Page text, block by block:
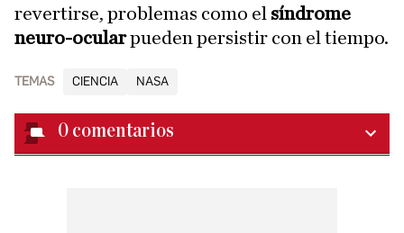
revertirse, problemas como el síndrome
neuro-ocularpueden persistir con el tiempo.
TEMAS CIENCIA NASA
0 comentarios